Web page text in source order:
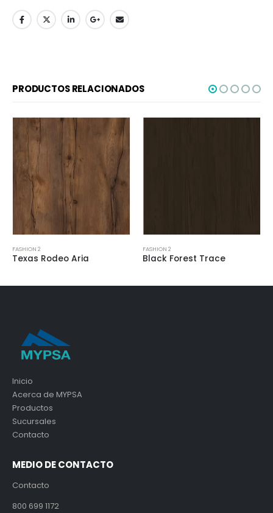
PRODUCTOS RELACIONADOS
Aria Black Forest Trace Torino Pearl
Inicio
Acerca de MYPSA
Productos
Sucursales
Contacto
MEDIO DE CONTACTO
Contacto
800 699 1172